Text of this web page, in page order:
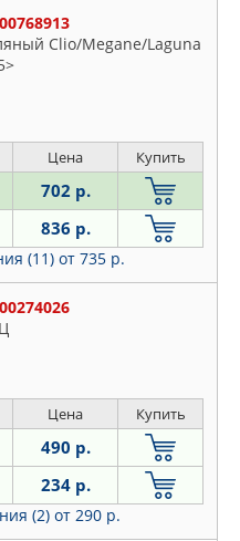
Clio/Megane/Laguna
Цена Купить
702 р.
836 р.
(11) от 735 р.
Цена Купить
490 р.
234 р.
(2) от 290 р.